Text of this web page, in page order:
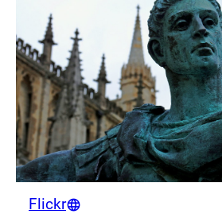
Flickr